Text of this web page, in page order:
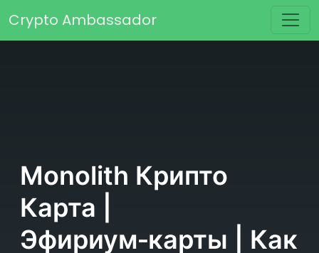
Основная навигация
Crypto Ambassador
Monolith Крипто
Карта |
Эфириум‑карты | Как